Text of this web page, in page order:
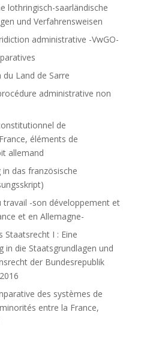
lothringisch-saarländische
und Verfahrensweisen
administrative -VwGO-
du Land de Sarre
administrative non
de
éléments de
allemand
in das französische
travail -son développement et
et en Allemagne-
Staatsrecht I : Eine
in die Staatsgrundlagen und
der Bundesrepublik
des systèmes de
entre la France,